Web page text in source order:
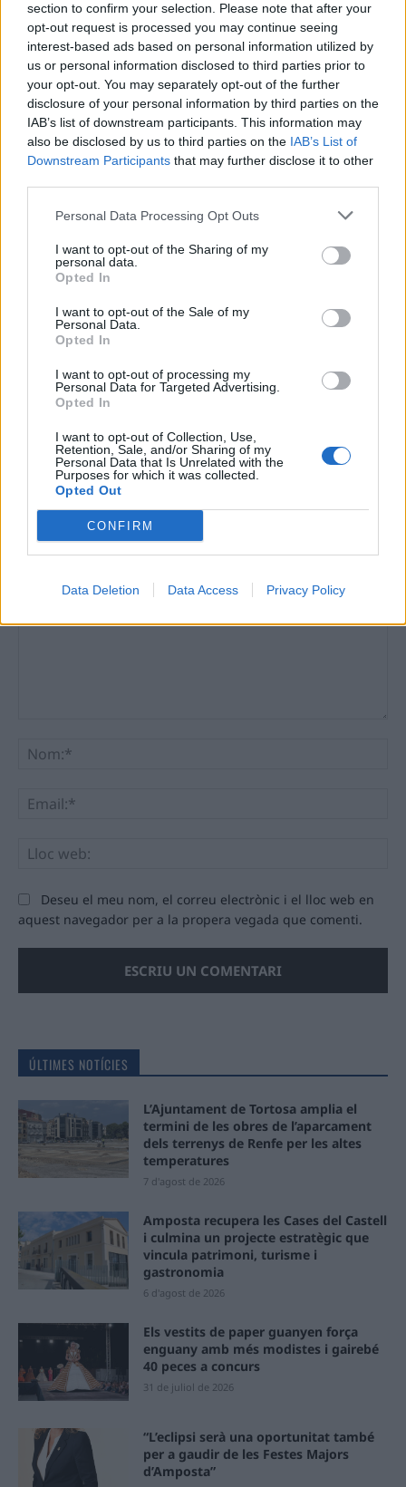
section to confirm your selection. Please note that after your
opt-out request is processed you may continue seeing
interest-based ads based on personal information utilized by
us or personal information disclosed to third parties prior to
your opt-out. You may separately opt-out of the further
disclosure of your personal information by third parties on the
IAB’s list of downstream participants. This information may
also be disclosed by us to third parties on the IAB’s List of
Downstream Participants that may further disclose it to other
Personal Data Processing Opt Outs
I want to opt-out of the Sharing of my
personal data.
Opted In
I want to opt-out of the Sale of my
Personal Data.
Opted In
I want to opt-out of processing my
Personal Data for Targeted Advertising.
Opted In
I want to opt-out of Collection, Use,
Retention, Sale, and/or Sharing of my
Personal Data that Is Unrelated with the
Purposes for which it was collected.
Opted Out
CONFIRM
Data Deletion Data Access Privacy Policy
Redaccio
Periodistes
ARTICLES RELACIONATS
de Renfe per les altes temperatures
patrimoni, turisme i gastronomia
Els vestits de paper guanyen força enguany
31 de juliol de 2026
DEIXA UNA RESPOSTA
Deseu el meu nom, el correu electrònic i el lloc web en
aquest navegador per a la propera vegada que comenti.
ÚLTIMES NOTÍCIES
L’Ajuntament de Tortosa amplia el
termini de les obres de l’aparcament
dels terrenys de Renfe per les altes
temperatures
7 d'agost de 2026
Amposta recupera les Cases del Castell
i culmina un projecte estratègic que
vincula patrimoni, turisme i
gastronomia
6 d'agost de 2026
Els vestits de paper guanyen força
enguany amb més modistes i gairebé
40 peces a concurs
31 de juliol de 2026
“L’eclipsi serà una oportunitat també
per a gaudir de les Festes Majors
d’Amposta”